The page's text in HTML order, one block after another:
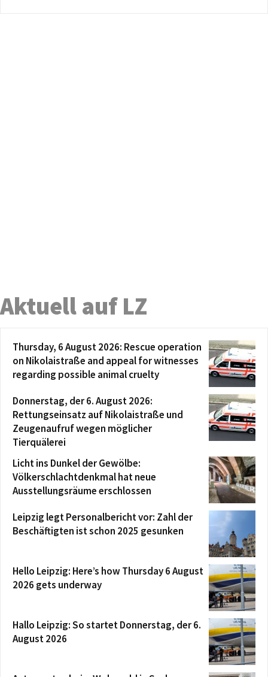
Aktuell auf LZ
Thursday, 6 August 2026: Rescue operation
on Nikolaistraße and appeal for witnesses
regarding possible animal cruelty
Donnerstag, der 6. August 2026:
Rettungseinsatz auf Nikolaistraße und
Zeugenaufruf wegen möglicher
Tierquälerei
Licht ins Dunkel der Gewölbe:
Völkerschlachtdenkmal hat neue
Ausstellungsräume erschlossen
Leipzig legt Personalbericht vor: Zahl der
Beschäftigten ist schon 2025 gesunken
Hello Leipzig: Here’s how Thursday 6 August
2026 gets underway
Hallo Leipzig: So startet Donnerstag, der 6.
August 2026